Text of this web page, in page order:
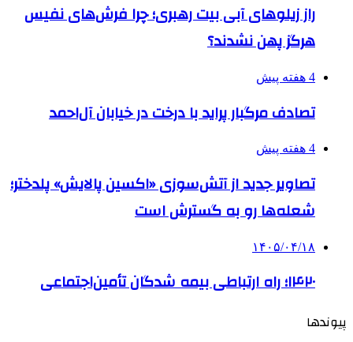
راز زیلوهای آبی بیت رهبری؛ چرا فرش‌های نفیس
هرگز پهن نشدند؟
4 هفته پیش
تصادف مرگبار پراید با درخت در خیابان آل‌احمد
4 هفته پیش
تصاویر جدید از آتش‌سوزی «اکسین پالایش» پلدختر؛
شعله‌ها رو به گسترش است
۱۴۰۵/۰۴/۱۸
۱۴۲۰؛ راه ارتباطی بیمه شدگان تأمین‌اجتماعی
پیوندها